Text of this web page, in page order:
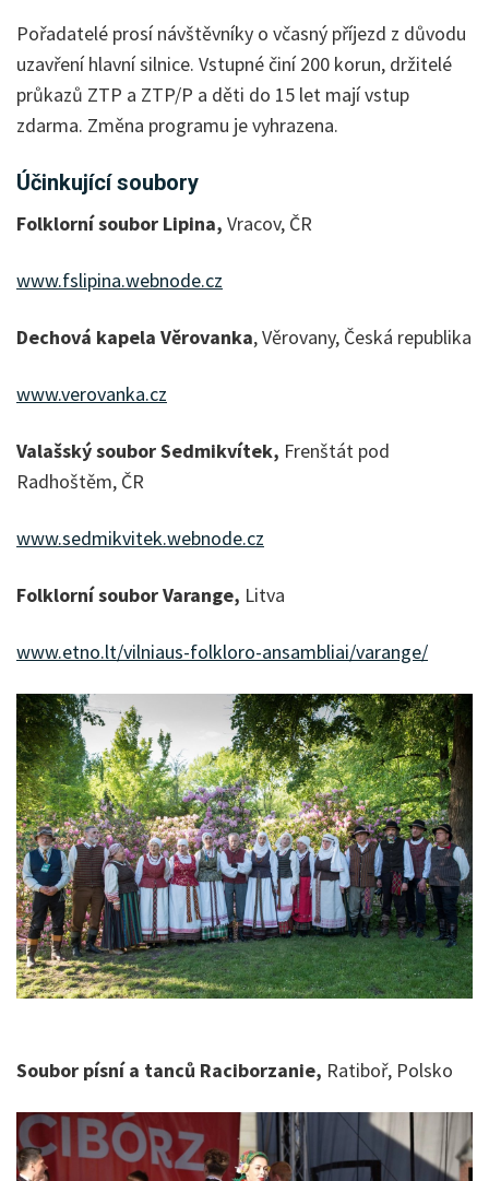
Pořadatelé prosí návštěvníky o včasný příjezd z důvodu
uzavření hlavní silnice. Vstupné činí 200 korun, držitelé
průkazů ZTP a ZTP/P a děti do 15 let mají vstup
zdarma. Změna programu je vyhrazena.
Účinkující soubory
Folklorní soubor Lipina, Vracov, ČR
www.fslipina.webnode.cz
Dechová kapela Věrovanka, Věrovany, Česká republika
www.verovanka.cz
Valašský soubor Sedmikvítek, Frenštát pod
Radhoštěm, ČR
www.sedmikvitek.webnode.cz
Folklorní soubor Varange, Litva
www.etno.lt/vilniaus-folkloro-ansambliai/varange/
Soubor písní a tanců Raciborzanie, Ratiboř, Polsko